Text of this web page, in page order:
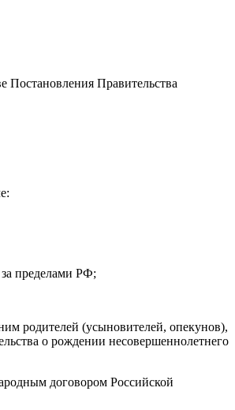
Постановления Правительства
пределами РФ;
родителей (усыновителей, опекунов),
о рождении несовершеннолетнего
договором Российской